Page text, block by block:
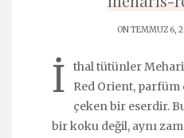
ON TEMMUZ 6,
İ
thal tütünler
Red Orient,
çeken bir eserdir.
bir koku değil, aynı